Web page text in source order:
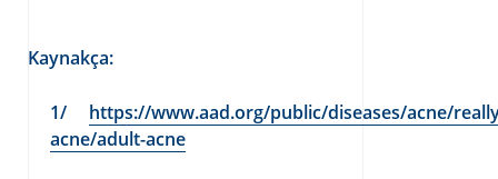
Kaynakça:
https://www.aad.org/public/diseases/acne/
acne/adult-acne